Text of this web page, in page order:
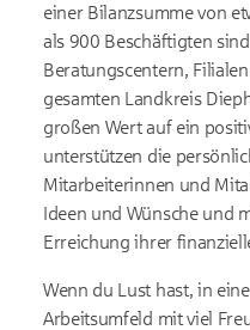
einer Bilanzsumme von
als 900 Beschäftigten
Beratungscentern,
gesamten Landkreis
großen Wert auf ein
unterstützen die
Mitarbeiterinnen und
Ideen und Wünsche und
Erreichung ihrer
Wenn du Lust hast, in
Arbeitsumfeld mit viel